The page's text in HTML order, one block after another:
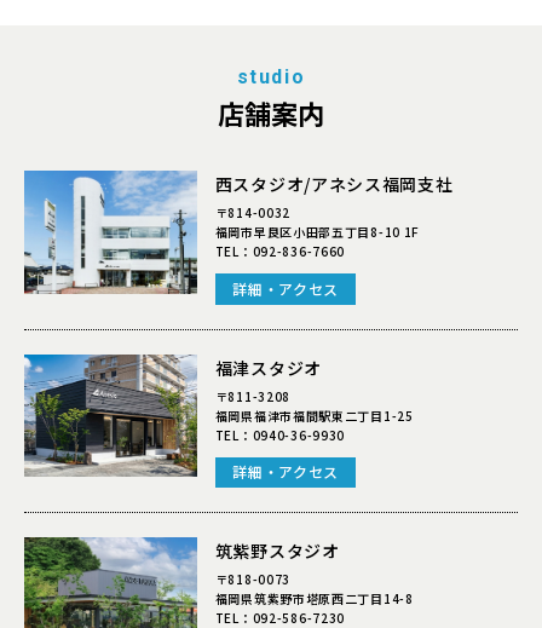
studio
店舗案内
西スタジオ/アネシス福岡支社
〒814-0032
福岡市早良区小田部五丁目8-10 1F
TEL： 092-836-7660
詳細・アクセス
福津スタジオ
〒811-3208
福岡県福津市福間駅東二丁目1-25
TEL： 0940-36-9930
詳細・アクセス
筑紫野スタジオ
〒818-0073
福岡県筑紫野市塔原西二丁目14-8
TEL： 092-586-7230